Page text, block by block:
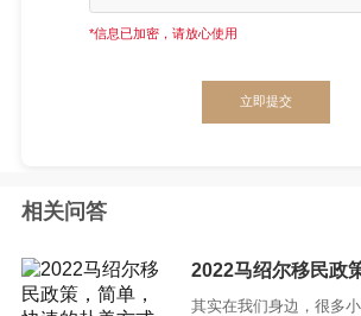
*信息已加密，请放心使用
立即提交
相关问答
其实在我们身边，很多